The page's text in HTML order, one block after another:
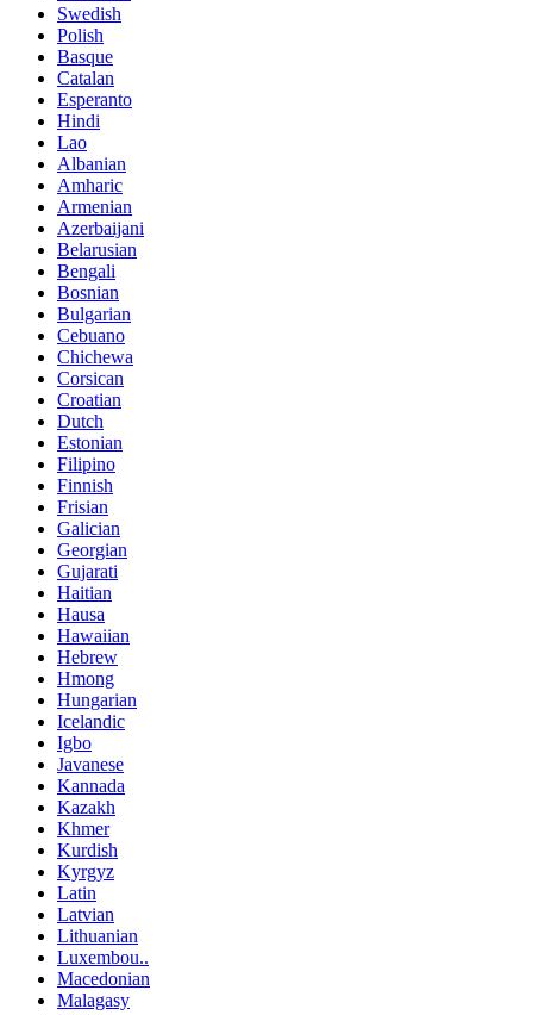
Swedish
Polish
Basque
Catalan
Esperanto
Hindi
Lao
Albanian
Amharic
Armenian
Azerbaijani
Belarusian
Bengali
Bosnian
Bulgarian
Cebuano
Chichewa
Corsican
Croatian
Dutch
Estonian
Filipino
Finnish
Frisian
Galician
Georgian
Gujarati
Haitian
Hausa
Hawaiian
Hebrew
Hmong
Hungarian
Icelandic
Igbo
Javanese
Kannada
Kazakh
Khmer
Kurdish
Kyrgyz
Latin
Latvian
Lithuanian
Luxembou..
Macedonian
Malagasy